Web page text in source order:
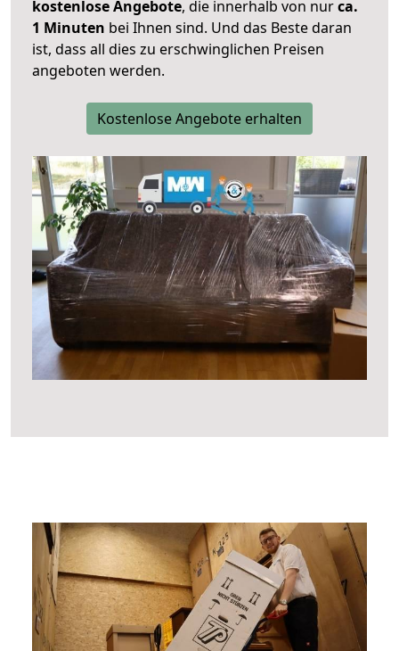
kostenlose Angebote, die innerhalb von nurca.
1 Minuten bei Ihnen sind. Und das Beste daran
ist, dass all dies zu erschwinglichen Preisen
angeboten werden.
Kostenlose Angebote erhalten